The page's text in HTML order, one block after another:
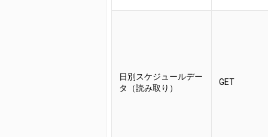
日別スケジュールデー
タ（読み取り）
GET